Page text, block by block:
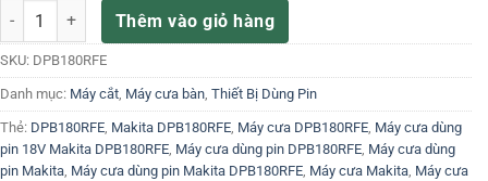
Máy cưa dùng pin 18V Makita DPB180RFE số lượng
Thêm vào giỏ hàng
SKU: DPB180RFE
Danh mục: Máy cắt, Máy cưa bàn, Thiết Bị Dùng Pin
Thẻ: DPB180RFE, Makita DPB180RFE, Máy cưa DPB180RFE, Máy cưa dùng
pin 18V Makita DPB180RFE, Máy cưa dùng pin DPB180RFE, Máy cưa dùng
pin Makita, Máy cưa dùng pin Makita DPB180RFE, Máy cưa Makita, Máy cưa